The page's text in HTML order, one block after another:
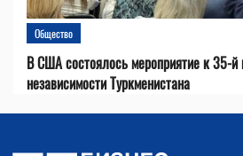
Общество
В США состоялось мероприятие к 35-й
независимости Туркменистана